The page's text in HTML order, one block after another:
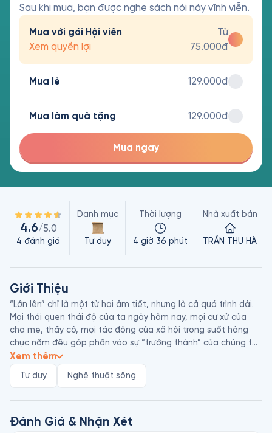
Sau khi mua, bạn được nghe sách nói này vĩnh viễn.
Mua với gói Hội viên
Xem quyền lợi
Từ
75.000đ
Mua lẻ 129.000đ
Mua làm quà tặng 129.000đ
Mua ngay
4.6/5.0
4 đánh giá
Danh mục
Tư duy
Thời lượng
4 giờ 36 phút
Nhà xuất bản
TRẦN THU HÀ
Giới Thiệu
“Lớn lên” chỉ là một từ hai âm tiết, nhưng là cả quá trình dài.
Mọi thói quen thái độ của ta ngày hôm nay, mọi cư xử của
cha mẹ, thầy cô, mọi tác động của xã hội trong suốt hàng
chục năm đều góp phần vào sự “trưởng thành” của chúng ta.
Có rất nhiều những điều mà mãi về sau này, ta mới ước chi
mình sớm hơn. Cuốn sách “Ai cũng xứng đáng được hạnh
Nhiều bạn đọc đã biết đến tác giả Thu Hà với các bài viết về
Xem thêm
Tư duy Nghệ thuật sống
Đánh Giá & Nhận Xét